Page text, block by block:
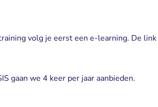
volg je eerst een e-learning. De
we 4 keer per jaar aanbieden.